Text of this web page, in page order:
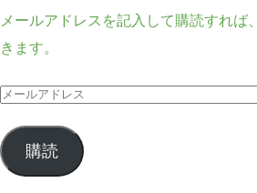
メールアドレスを記入して購読すれば
きます。
メ
ル
ア
購読